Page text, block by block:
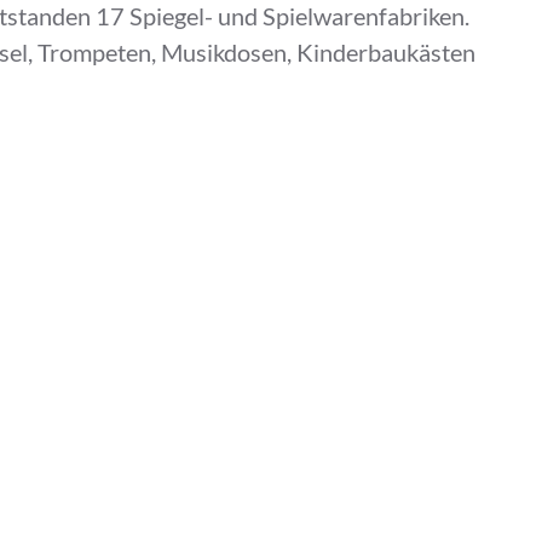
17 Spiegel- und Spielwarenfabriken.
Trompeten, Musikdosen, Kinderbaukästen